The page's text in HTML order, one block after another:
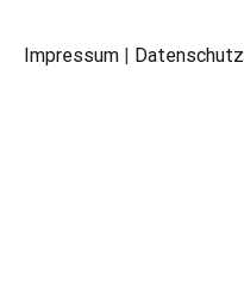
Impressum | Datenschutz